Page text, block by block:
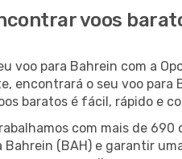
voos
voo para Bahrein com a
encontrará o seu voo para
baratos é fácil, rápido e
com mais de
Bahrein (BAH) e garantir